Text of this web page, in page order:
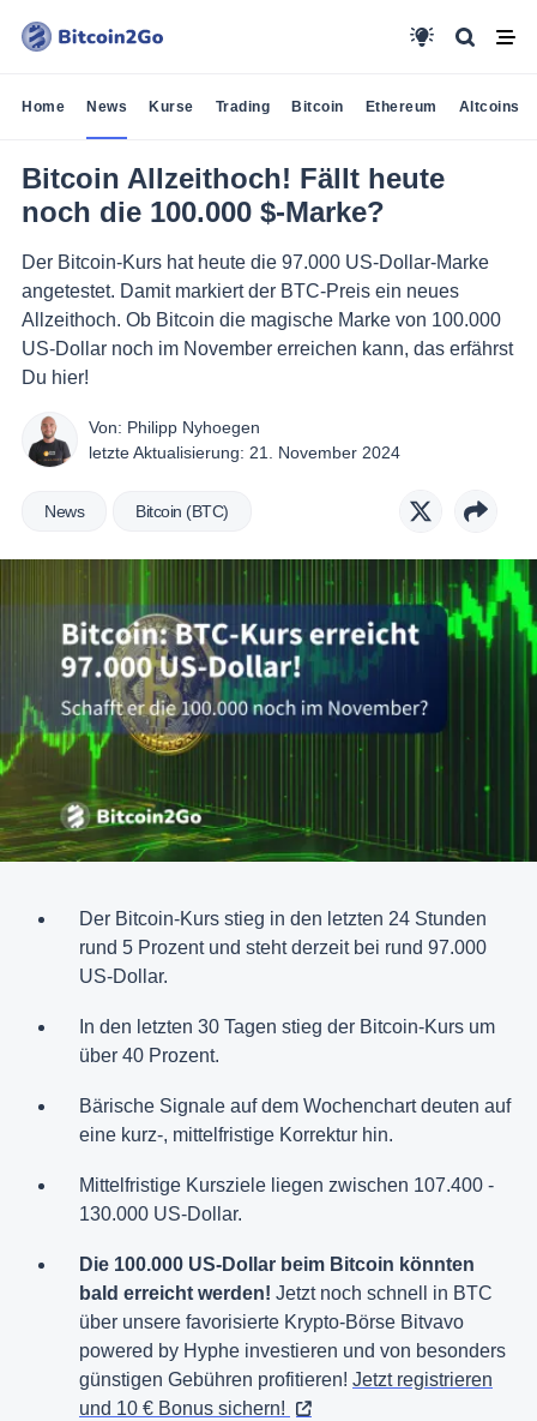
Home News Kurse Trading Bitcoin Ethereum Altcoins
Bitcoin Allzeithoch! Fällt heute
noch die 100.000 $-Marke?
Der Bitcoin-Kurs hat heute die 97.000 US-Dollar-Marke
angetestet. Damit markiert der BTC-Preis ein neues
Allzeithoch. Ob Bitcoin die magische Marke von 100.000
US-Dollar noch im November erreichen kann, das erfährst
Du hier!
Von: Philipp Nyhoegen
letzte Aktualisierung: 21. November 2024
News Bitcoin (BTC)
Der Bitcoin-Kurs stieg in den letzten 24 Stunden
rund 5 Prozent und steht derzeit bei rund 97.000
US-Dollar.
In den letzten 30 Tagen stieg der Bitcoin-Kurs um
über 40 Prozent.
Bärische Signale auf dem Wochenchart deuten auf
eine kurz-, mittelfristige Korrektur hin.
Mittelfristige Kursziele liegen zwischen 107.400 -
130.000 US-Dollar.
Die 100.000 US-Dollar beim Bitcoin könnten
bald erreicht werden! Jetzt noch schnell in BTC
über unsere favorisierte Krypto-Börse Bitvavo
powered by Hyphe investieren und von besonders
günstigen Gebühren profitieren! Jetzt registrieren
und 10 € Bonus sichern!